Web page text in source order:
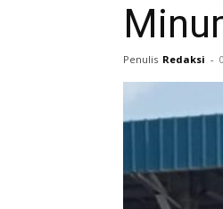
Penulis Redaksi -